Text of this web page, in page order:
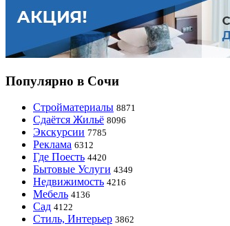
Популярно в Сочи
Стройматериалы 8871
Сдаётся Жильё 8096
Экскурсии 7785
Реклама 6312
Где Поесть 4420
Бытовые Услуги 4349
Недвижимость 4216
Мебель 4136
Сад 4122
Стиль, Интерьер 3862